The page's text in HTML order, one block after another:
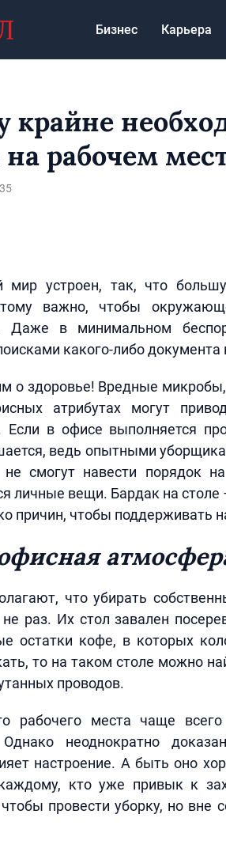
Бизнес Карьера
крайне
на рабочем
мир устроен, так, что
важно, чтобы
Даже в минимальном
какого-либо
о здоровье! Вредные
атрибутах могут
Если в офисе выполняется
ведь опытными
не смогут навести порядок
личные вещи. Бардак на столе
причин, чтобы поддерживать
что убирать
не раз. Их стол завален
остатки кофе, в которых
то на таком столе можно
проводов.
рабочего места чаще
Однако неоднократно
настроение. А быть оно
кто уже привык к
провести уборку, но вне